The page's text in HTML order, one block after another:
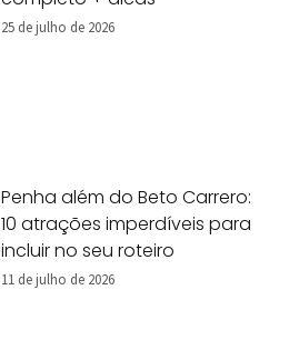
25 de julho de 2026
Penha além do Beto Carrero:
10 atrações imperdíveis para
incluir no seu roteiro
11 de julho de 2026